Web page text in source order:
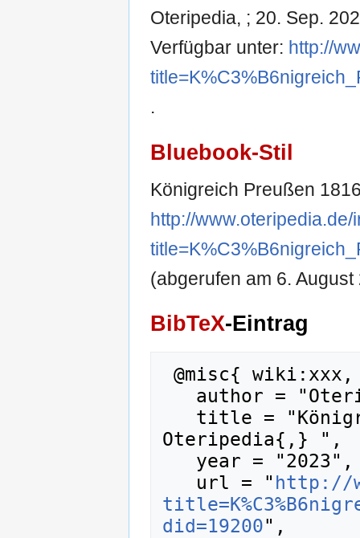
Oteripedia, ; 20. Sep.
Verfügbar unter: http://
.
Bluebook-Stil
Königreich Preußen
http://www.oteripedia.de/
(abgerufen am 6. August
BibTeX-Eintrag
Oteripedia{,} ",
   url = "
http://
did=19200",